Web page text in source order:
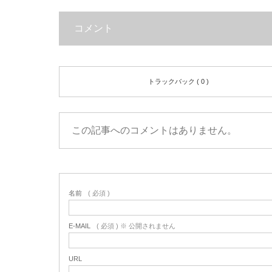
コメント
トラックバック ( 0 )
この記事へのコメントはありません。
名前 ( 必須 )
E-MAIL ( 必須 ) ※ 公開されません
URL